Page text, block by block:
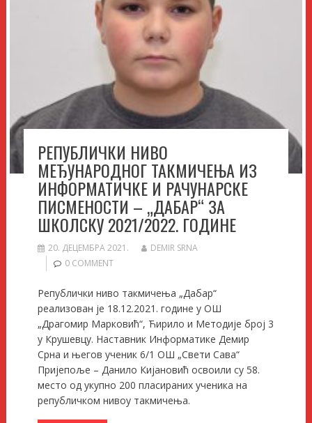
РЕПУБЛИЧКИ НИВО
МЕЂУНАРОДНОГ ТАКМИЧЕЊА ИЗ
ИНФОРМАТИЧКЕ И РАЧУНАРСКЕ
ПИСМЕНОСТИ – „ДАБАР“ ЗА
ШКОЛСКУ 2021/2022. ГОДИНЕ
20. ДЕЦЕМБРА 2021.
DEMIR SRNA
0 COMMENT
Републички ниво такмичења „Дабар“
реализован је 18.12.2021. године у ОШ
„Драгомир Марковић“, Ћирило и Методије број 3
у Крушевцу. Наставник Информатике Демир
Срна и његов ученик 6/1 ОШ „Свети Сава“
Пријепоље – Данило Кијановић освоили су 58.
место од укупно 200 пласираних ученика на
републичком нивоу такмичења.